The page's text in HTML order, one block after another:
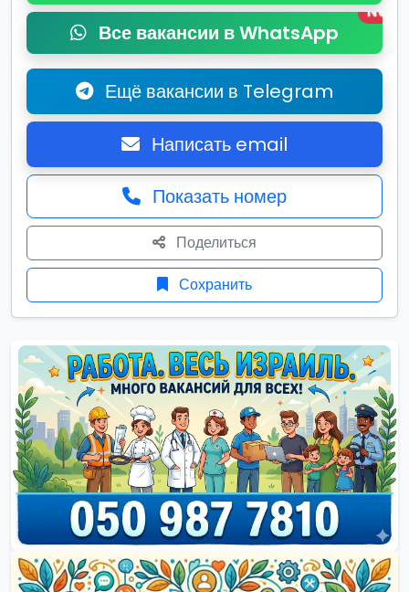
Все вакансии в WhatsApp
New
Ещё вакансии в Telegram
Написать email
Показать номер
Поделиться
Сохранить